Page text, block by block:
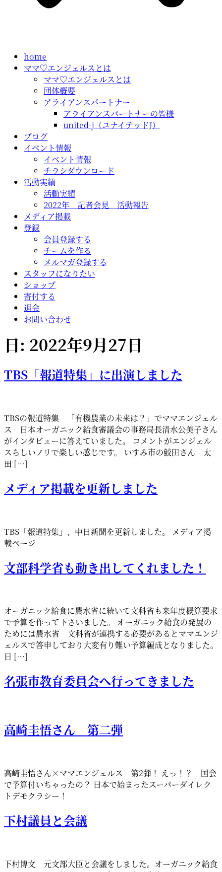
home
ママ♡エンジェルスとは
ママ♡エンジェルスとは
団体概要
アライアンスパートナー
アライアンスパートナーの皆様
united-j（ユナイテッドJ）
ブログ
イベント情報
イベント情報
チラシダウンロード
活動実績
活動実績
2022年 記者会見 活動報告
メディア掲載
登録
会員登録する
チームを作る
メルマガ登録する
スタッフになりたい
ショップ
寄付する
退会
お問い合わせ
日: 2022年9月27日
TBS「報道特集」に出演しました
TBSの報道特集 「有機農業の未来は？」でママエンジェル
ス 日本オーガニック給食審議会の事務局長清水公美子さん
がインタビューに答えていました。 コメントがエンジェル
スらしいノリで楽しい感じです。 いすみ市の鮫田さん 太
田 […]
メディア掲載を更新しました
TBS「報道特集」、中日新聞を更新しました。 メディア掲
載ページ
文部科学省も動き出してくれました！
オーガニック給食に農水省に続いて文科省も来年度概算要求
で予算を作って下さいました。 オーガニック給食の発展の
ためには農水省 文科省が連携する必要があるとママエンジ
ェルスで答申しており大変有り難い予算編成となりました。
日 […]
名張市教育委員会へ行ってきました
高崎圭悟さん 第二弾
高崎圭悟さん×ママエンジェルス 第2弾！ えっ！？ 国会
で予算付いちゃったの？ 日本で始まったスーパーダイレク
トデモクラシー！
下村議員と会議
下村博文 元文部大臣と会議をしました。オーガニック給食